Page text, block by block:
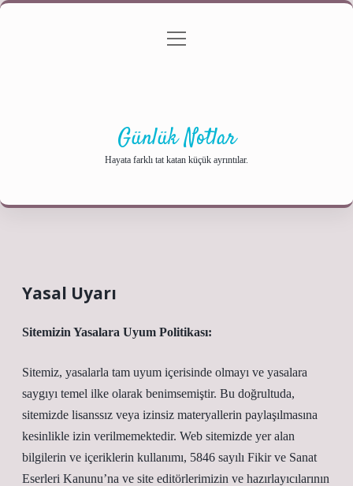
Gizlilik Politikası
menüyü
Günlük Notlar
Hayata farklı tat katan küçük ayrıntılar.
Yasal Uyarı
Sitemizin Yasalara Uyum Politikası:
Sitemiz, yasalarla tam uyum içerisinde olmayı ve yasalara
saygıyı temel ilke olarak benimsemiştir. Bu doğrultuda,
sitemizde lisanssız veya izinsiz materyallerin paylaşılmasına
kesinlikle izin verilmemektedir. Web sitemizde yer alan
bilgilerin ve içeriklerin kullanımı, 5846 sayılı Fikir ve Sanat
Eserleri Kanunu’na ve site editörlerimizin ve hazırlayıcılarının